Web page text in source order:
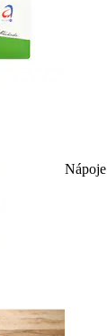
Nápoje